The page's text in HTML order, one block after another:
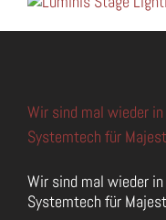
Wir sind mal wieder
Systemtech für
Wir sind mal wieder
Systemtech für